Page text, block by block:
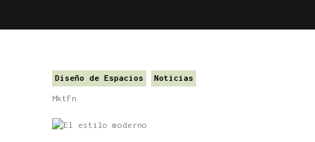
Diseño de Espacios Noticias
MktFn